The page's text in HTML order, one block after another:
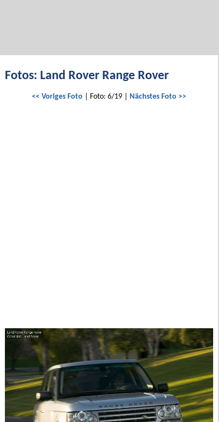
Fotos: Land Rover Range Rover
<< Voriges Foto | Foto: 6/19 | Nächstes Foto >>